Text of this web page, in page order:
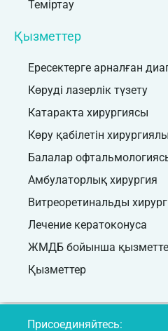
Теміртау
Қызметтер
Ересектерге арналған
Көруді лазерлік түзету
Катаракта хирургиясы
Көру қабілетін
Балалар
Амбулаторлық хирургия
Витреоретинальды
Лечение кератоконуса
ЖМДБ бойынша
Қызметтер
Присоединяйтесь: